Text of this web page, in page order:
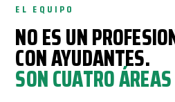
EL EQUIPO
NO ES UN
CON AYUDANTES.
SON CUATRO ÁREAS